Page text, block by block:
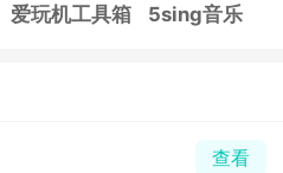
爱玩机工具箱 5sing音乐
查看